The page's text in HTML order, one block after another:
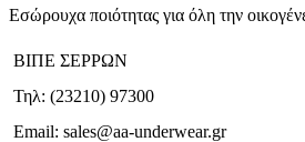
επιλεγούν
σελίδα
του
προϊόντος
Εσώρουχα ποιότητας για όλη την
ΒΙΠΕ ΣΕΡΡΩΝ
Τηλ: (23210) 97300
Email: sales@aa-underwear.gr